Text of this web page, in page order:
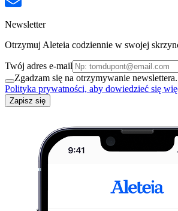
Newsletter
Otrzymuj Aleteia codziennie w swojej
Twój adres e-mail
Zgadzam się na otrzymywanie
Polityka prywatności, aby dowiedzieć się
Zapisz się